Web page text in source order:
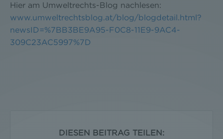
Hier am Umweltrechts-Blog nachlesen:
www.umweltrechtsblog.at/blog/blogdetail.html?
newsID=%7BB3BE9A95-F0C8-11E9-9AC4-
309C23AC5997%7D
DIESEN BEITRAG TEILEN: